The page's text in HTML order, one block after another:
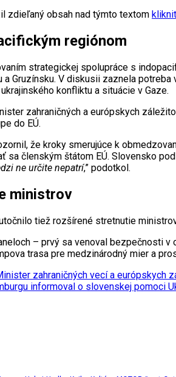
zdieľaný obsah nad týmto textom
regiónom
strategickej spolupráce s
a Gruzínsku. V diskusii zaznela
konfliktu a situácie v Gaze.
zahraničných a európskych
do EÚ.
že kroky smerujúce k
sa členským štátom EÚ. Slovensko
ne určite nepatrí,” podotkol.
ministrov
tiež rozšírené stretnutie
– prvý sa venoval bezpečnosti
trasa pre medzinárodný mier a
zahraničných vecí a európskych
informoval o slovenskej pomoci